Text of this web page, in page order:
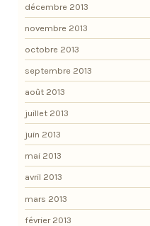
décembre 2013
novembre 2013
octobre 2013
septembre 2013
août 2013
juillet 2013
juin 2013
mai 2013
avril 2013
mars 2013
février 2013